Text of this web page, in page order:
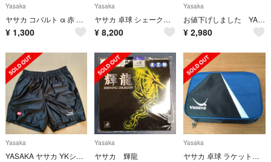
Yasaka
ヤサカ コバルト α 赤 B-26(1枚入)
¥ 1,300
Yasaka
ヤサカ 卓球 シェークラケット 正宗 オールラウンド用 フレ
¥ 8,200
Yasaka
お値下げしました YASAKA 卓球ユニフォームセット Lサイズ 中古品
¥ 2,980
Yasaka
YASAKA ヤサカ YKシャイニングショーツ 卓球 短パン 唐橋卓球オリジナル
Yasaka
ヤサカ 輝龍
Yasaka
ヤサカ 卓球 ラケットケース